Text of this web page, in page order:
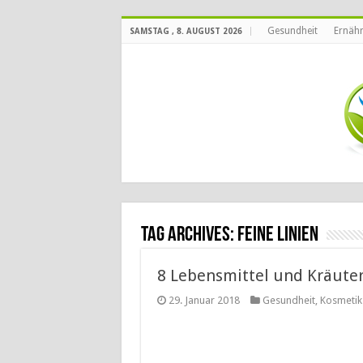
SAMSTAG , 8. AUGUST 2026 Gesundheit
Tag Archives: feine Linien
8 Lebensmittel und
29. Januar 2018 Gesundheit, Kosmetik